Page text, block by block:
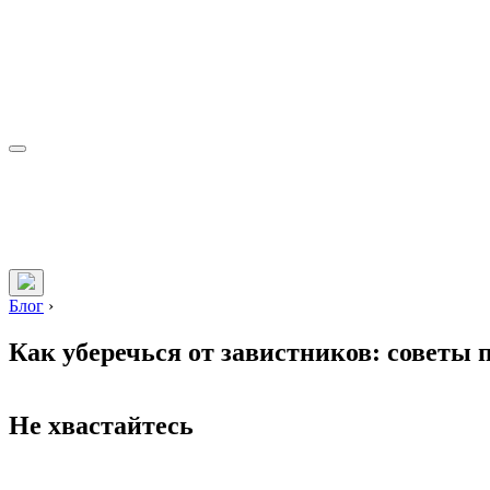
Блог ›
Как уберечься от завистников: советы
Не хвастайтесь